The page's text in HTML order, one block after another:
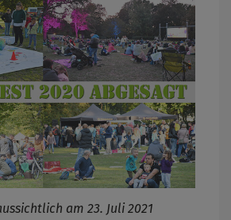
am 23. Juli 2021